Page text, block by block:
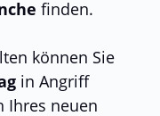
finden.
können Sie
in Angriff
Ihres neuen